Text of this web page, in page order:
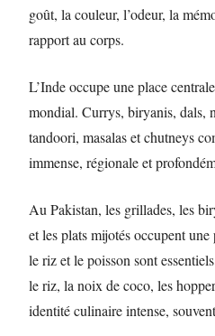
goût, la couleur, l’odeur, la
rapport au corps.
L’Inde occupe une place
mondial. Currys, biryanis, dals,
tandoori, masalas et chutneys
immense, régionale et
Au Pakistan, les grillades, les
et les plats mijotés occupent
le riz et le poisson sont
le riz, la noix de coco, les
identité culinaire intense,